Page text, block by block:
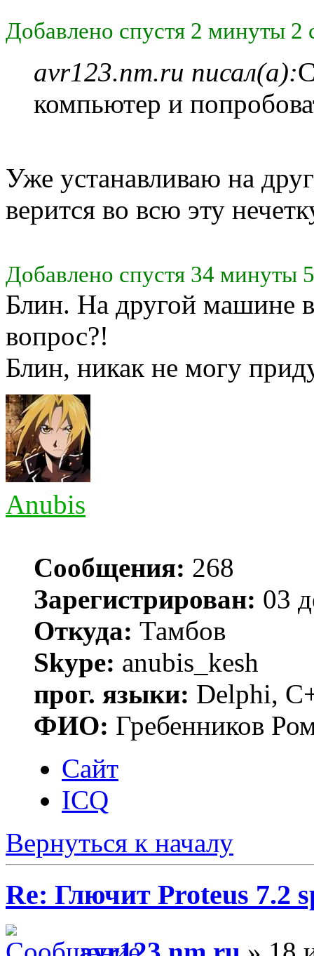
Добавлено спустя 2 минуты 2
avr123.nm.ru писал(а):
компьютер и
Уже устанавливаю на
верится во всю эту
Добавлено спустя 34 минуты
Блин. На другой машине
вопрос?!
Блин, никак не могу
Anubis
Сообщения: 268
Зарегистрирован: 03
Откуда: Тамбов
Skype: anubis_kesh
прог. языки: Delphi,
ФИО: Гребенников
Сайт
ICQ
Вернуться к началу
Re: Глючит Proteus 7.2